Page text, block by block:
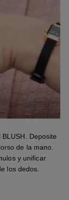
BLUSH. Deposite
de la mano.
y unificar
los dedos.